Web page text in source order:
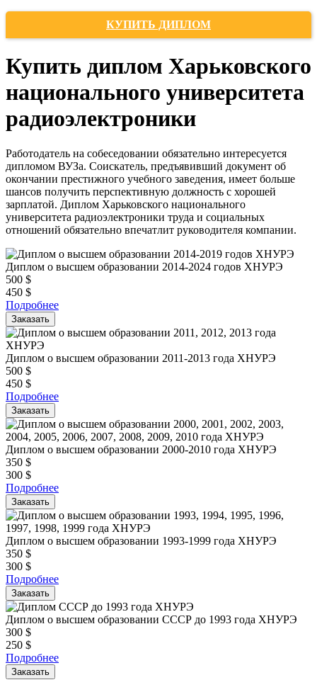
КУПИТЬ ДИПЛОМ
Купить диплом Харьковского
национального университета
радиоэлектроники
Работодатель на собеседовании обязательно интересуется
дипломом ВУЗа. Соискатель, предъявивший документ об
окончании престижного учебного заведения, имеет больше
шансов получить перспективную должность с хорошей
зарплатой. Диплом Харьковского национального
университета радиоэлектроники труда и социальных
отношений обязательно впечатлит руководителя компании.
Диплом о высшем образовании 2014-2024 годов ХНУРЭ
500 $
450 $
Подробнее
Заказать
Диплом о высшем образовании 2011-2013 года ХНУРЭ
500 $
450 $
Подробнее
Заказать
Диплом о высшем образовании 2000-2010 года ХНУРЭ
350 $
300 $
Подробнее
Заказать
Диплом о высшем образовании 1993-1999 года ХНУРЭ
350 $
300 $
Подробнее
Заказать
Диплом о высшем образовании СССР до 1993 года ХНУРЭ
300 $
250 $
Подробнее
Заказать